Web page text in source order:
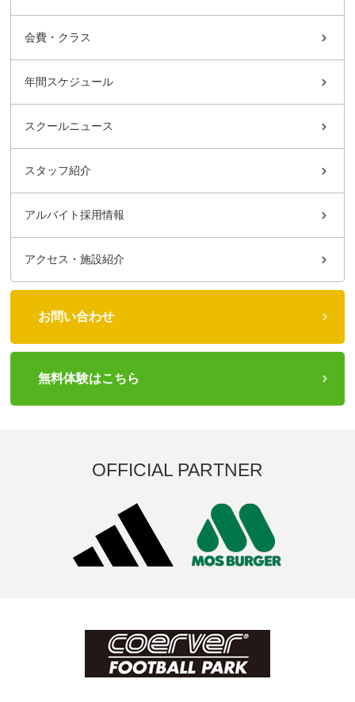
会費・クラス
年間スケジュール
スクールニュース
スタッフ紹介
アルバイト採用情報
アクセス・施設紹介
お問い合わせ
無料体験はこちら
OFFICIAL PARTNER